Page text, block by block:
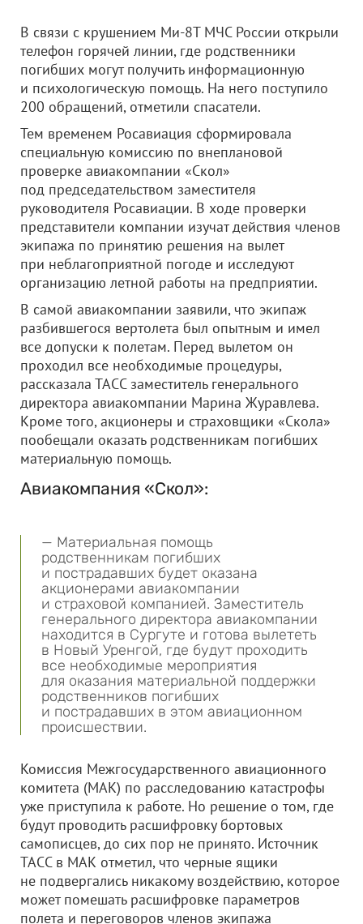
В связи с крушением Ми-8Т МЧС России открыли
телефон горячей линии, где родственники
погибших могут получить информационную
и психологическую помощь. На него поступило
200 обращений, отметили спасатели.
Тем временем Росавиация сформировала
специальную комиссию по внеплановой
проверке авиакомпании «Скол»
под председательством заместителя
руководителя Росавиации. В ходе проверки
представители компании изучат действия членов
экипажа по принятию решения на вылет
при неблагоприятной погоде и исследуют
организацию летной работы на предприятии.
В самой авиакомпании заявили, что экипаж
разбившегося вертолета был опытным и имел
все допуски к полетам. Перед вылетом он
проходил все необходимые процедуры,
рассказала ТАСС заместитель генерального
директора авиакомпании Марина Журавлева.
Кроме того, акционеры и страховщики «Скола»
пообещали оказать родственникам погибших
материальную помощь.
Авиакомпания «Скол»:
— Материальная помощь
родственникам погибших
и пострадавших будет оказана
акционерами авиакомпании
и страховой компанией. Заместитель
генерального директора авиакомпании
находится в Сургуте и готова вылететь
в Новый Уренгой, где будут проходить
все необходимые мероприятия
для оказания материальной поддержки
родственников погибших
и пострадавших в этом авиационном
происшествии.
Комиссия Межгосударственного авиационного
комитета (МАК) по расследованию катастрофы
уже приступила к работе. Но решение о том, где
будут проводить расшифровку бортовых
самописцев, до сих пор не принято. Источник
ТАСС в МАК отметил, что черные ящики
не подвергались никакому воздействию, которое
может помешать расшифровке параметров
полета и переговоров членов экипажа